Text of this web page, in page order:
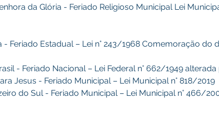
da Glória - Feriado Religioso Municipal Lei
Feriado Estadual – Lei n° 243/1968 Comemoração do
- Feriado Nacional – Lei Federal n° 662/1949 alterada
Jesus - Feriado Municipal – Lei Municipal n° 818/2019
do Sul - Feriado Municipal – Lei Municipal n° 466/